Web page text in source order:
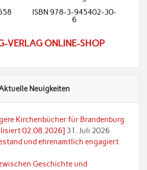
ISBN 978-3-945402-30-
6
VERLAG ONLINE-SHOP
Neuigkeiten
Kirchenbücher für Brandenburg
02.08.2026] 31. Juli 2026
und ehrenamtlich engagiert
Geschichte und